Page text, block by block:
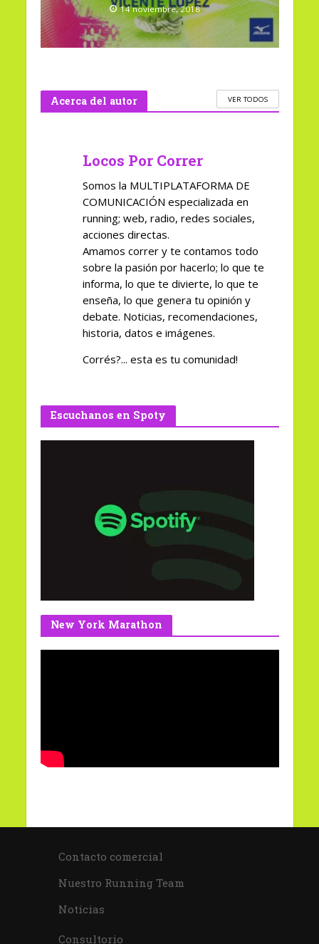
14 noviembre, 2018
Acerca del autor VER TODOS
Locos Por Correr
Somos la MULTIPLATAFORMA DE
COMUNICACIÓN especializada en
running; web, radio, redes sociales,
acciones directas.
Amamos correr y te contamos todo
sobre la pasión por hacerlo; lo que te
informa, lo que te divierte, lo que te
enseña, lo que genera tu opinión y
debate. Noticias, recomendaciones,
historia, datos e imágenes.
Corrés?... esta es tu comunidad!
Escuchanos en Spoty
New York Marathon
Contacto comercial
Nuestro Running Team
Noticias
Consultorio